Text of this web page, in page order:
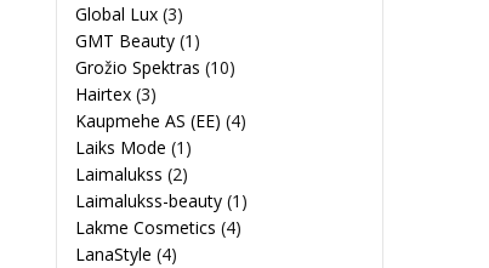
Global Lux (3)
GMT Beauty (1)
Grožio Spektras (10)
Hairtex (3)
Kaupmehe AS (EE) (4)
Laiks Mode (1)
Laimalukss (2)
Laimalukss-beauty (1)
Lakme Cosmetics (4)
LanaStyle (4)